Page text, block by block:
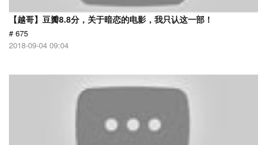
【越哥】豆瓣8.8分，关于暗恋的电影，我只认这一部！
# 675
2018-09-04 09:04